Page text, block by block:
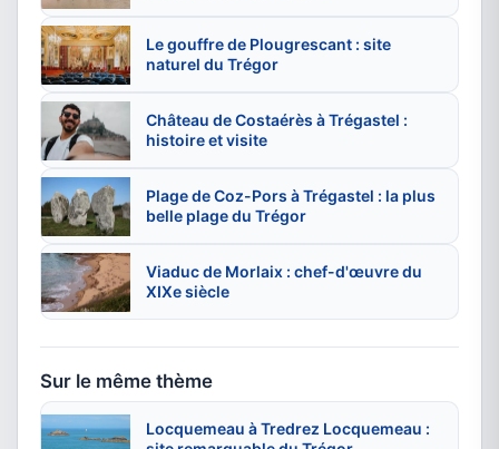
Le gouffre de Plougrescant : site
naturel du Trégor
Château de Costaérès à Trégastel :
histoire et visite
Plage de Coz-Pors à Trégastel : la plus
belle plage du Trégor
Viaduc de Morlaix : chef-d'œuvre du
XIXe siècle
Sur le même thème
Locquemeau à Tredrez Locquemeau :